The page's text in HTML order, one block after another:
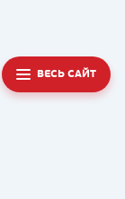
ВЕСЬ САЙТ